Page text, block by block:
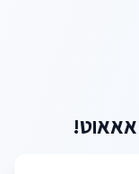
אאאוט!